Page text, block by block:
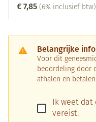
€ 7,85 (6% inclusief btw)
Belangrijke
Voor dit
beoordeling door
afhalen en betalen.
Ik weet
vereist.